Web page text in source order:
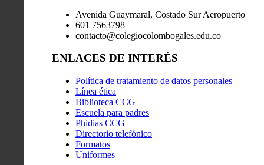
Avenida Guaymaral, Costado Sur Aeropuerto
601 7563798
contacto@colegiocolombogales.edu.co
ENLACES DE INTERÉS
Política de tratamiento de datos personales
Línea ética
Biblioteca CCG
Escuela para padres
Phidias CCG
Directorio telefónico
Formatos
Uniformes